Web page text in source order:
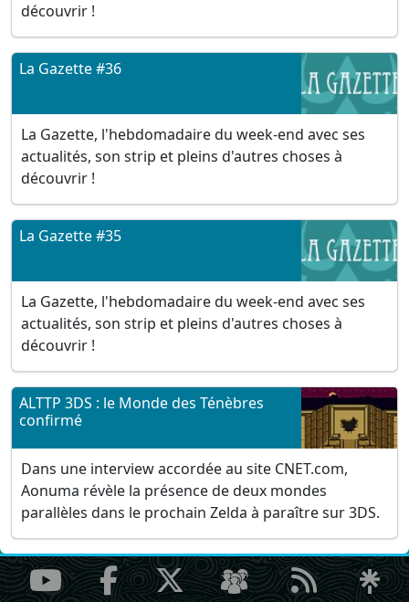
découvrir !
La Gazette #36
La Gazette, l'hebdomadaire du week-end avec ses
actualités, son strip et pleins d'autres choses à
découvrir !
La Gazette #35
La Gazette, l'hebdomadaire du week-end avec ses
actualités, son strip et pleins d'autres choses à
découvrir !
ALTTP 3DS : le Monde des Ténèbres
confirmé
Dans une interview accordée au site CNET.com,
Aonuma révèle la présence de deux mondes
parallèles dans le prochain Zelda à paraître sur 3DS.